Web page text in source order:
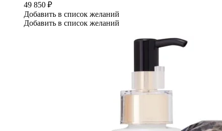
49 850 ₽
Добавить в список желаний
Добавить в список желаний